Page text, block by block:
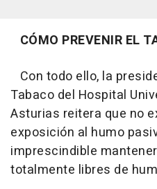
CÓMO PREVENIR EL
Con todo ello, la
Tabaco del Hospital
Asturias reitera que no
exposición al humo
imprescindible
totalmente libres de